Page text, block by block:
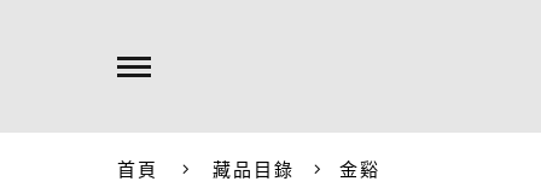
首頁 藏品目錄 金谿